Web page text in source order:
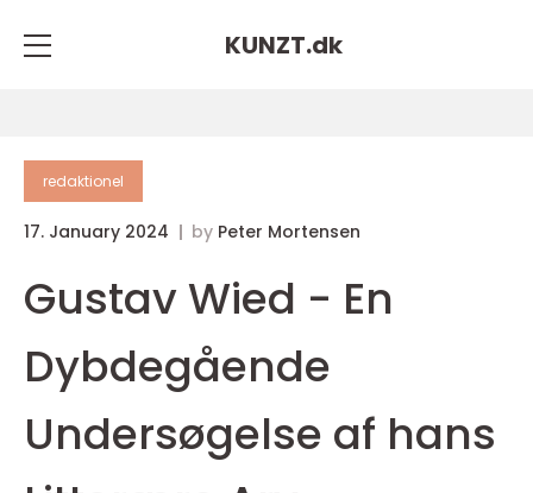
KUNZT.dk
redaktionel
17. January 2024 by Peter Mortensen
Gustav Wied - En
Dybdegående
Undersøgelse af hans